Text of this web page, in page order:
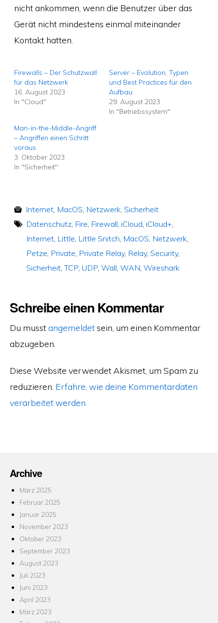
nicht ankommen, wenn die Benutzer über das
Gerät nicht mindestens einmal miteinander
Kontakt hatten.
Firewalls – Der Schutzwall
für das Netzwerk
16. August 2023
In "Cloud"
Server – Evolution, Typen
und Best Practices für den
Aufbau
29. August 2023
In "Betriebssystem"
Man-in-the-Middle-Angriff
– Angriffen einen Schritt
voraus
3. Oktober 2023
In "Sicherheit"
Internet, MacOS Netzwerk Sicherheit
Datenschutz, Fire Firewall iCloud iCloud+,
Internet, Little Little Snitch MacOS Netzwerk
Petze Private Private Relay, Relay, Security,
Sicherheit,TCP, UDP, Wall WAN Wireshark
Schreibe einen Kommentar
Du musstangemeldetsein, um einen Kommentar
abzugeben.
Diese Website verwendet Akismet, um Spam zu
reduzieren. Erfahre, wie deine Kommentardaten
verarbeitet werden.
Archive
März 2025
Februar 2025
Januar 2025
November 2023
Oktober 2023
September 2023
August 2023
Juli 2023
Juni 2023
April 2023
März 2023